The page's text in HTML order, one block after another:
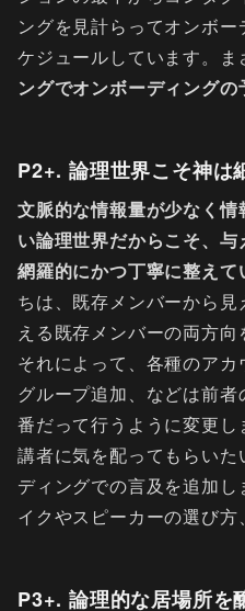
ングを見計らってオンボ
ケジュールしています。ま
ングでオンボーディング
P2+. 論理世界こそ神は
文脈的な情報量が少なく
い論理世界だからこそ、
網羅的にかつ丁寧に整えて
ちは、既存メンバーから
える既存メンバーの両方向
それによって、各種のア
グループ追加、などは前
番だって行うように変更
講者に気を配ってもらい
ディングでの言及を追加
イクやスピーカーの選び方
P3+. 論理的な居場所を